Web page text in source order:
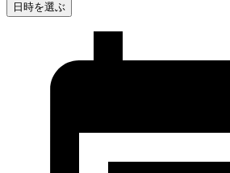
日時を選ぶ